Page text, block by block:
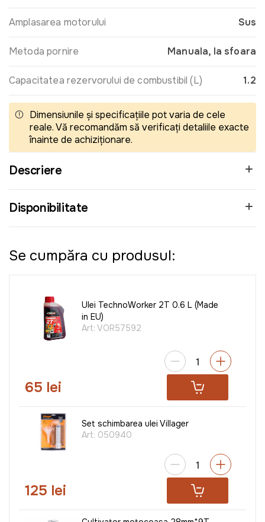
Amplasarea motorului Sus
Metoda pornire Manuala, la sfoara
Capacitatea rezervorului de combustibil (L) 1.2
Dimensiunile și specificațiile pot varia de cele
reale. Vă recomandăm să verificați detaliile exacte
înainte de achiziționare.
Descriere
Disponibilitate
Se cumpăra cu produsul:
Ulei TechnoWorker 2T 0.6 L (Made
in EU)
Art: VOR57592
65 lei
Set schimbarea ulei Villager
Art: 050940
125 lei